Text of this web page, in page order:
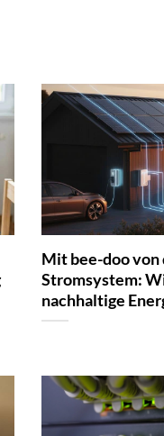
Mit bee-doo von
Stromsystem:
nachhaltige